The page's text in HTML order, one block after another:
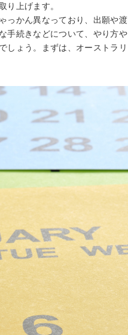
り上げます。
っかん異なっており、出願や渡
手続きなどについて、やり方や
しょう。まずは、オーストラリ